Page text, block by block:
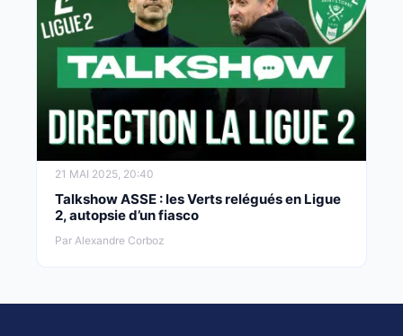
21 MAI 2025, 20:40
Talkshow ASSE : les Verts relégués en Ligue
2, autopsie d’un fiasco
Par Alexandre Corboz